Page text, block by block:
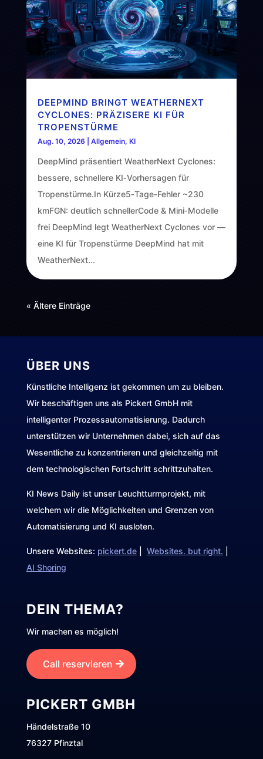
DEEPMIND BRINGT WEATHERNEXT
CYCLONES: PRÄZISERE KI FÜR
TROPENSTÜRME
Aug. 10, 2026 Allgemein, KI
DeepMind präsentiert WeatherNext Cyclones:
bessere, schnellere KI‑Vorhersagen für
Tropenstürme.In Kürze5‑Tage‑Fehler ~230
kmFGN: deutlich schnellerCode & Mini‑Modelle
frei DeepMind legt WeatherNext Cyclones vor —
eine KI für Tropenstürme DeepMind hat mit
WeatherNext...
« Ältere Einträge
ÜBER UNS
Künstliche Intelligenz ist gekommen um zu bleiben.
Wir beschäftigen uns als Pickert GmbH mit
intelligenter Prozessautomatisierung. Dadurch
unterstützen wir Unternehmen dabei, sich auf das
Wesentliche zu konzentrieren und gleichzeitig mit
dem technologischen Fortschritt schrittzuhalten.
KI News Daily ist unser Leuchtturmprojekt, mit
welchem wir die Möglichkeiten und Grenzen von
Automatisierung und KI ausloten.
Unsere Websites: pickert.de| Websites. but right.
AI Shoring
DEIN THEMA?
Wir machen es möglich!
Call reservieren
PICKERT GMBH
Händelstraße 10
76327 Pfinztal